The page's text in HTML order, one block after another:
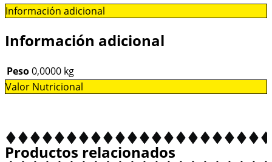
Información adicional
Información adicional
Peso0,0000 kg
Valor Nutricional
Productos relacionados